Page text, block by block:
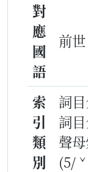
對
應
國
語
前
索
引
類
別
詞
詞
聲
(5/